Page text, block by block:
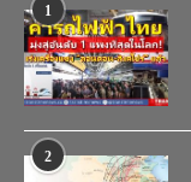
1
2